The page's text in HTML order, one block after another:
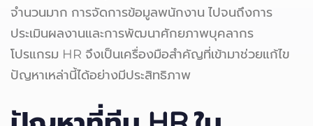
จำนวนมาก การจัดการข้อมูลพนักงาน ไปจนถึงการ
ประเมินผลงานและการพัฒนาศักยภาพบุคลากร
โปรแกรม HR จึงเป็นเครื่องมือสำคัญที่เข้ามาช่วยแก้ไข
ปัญหาเหล่านี้ได้อย่างมีประสิทธิภาพ